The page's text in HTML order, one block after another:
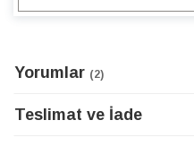
Yorumlar 2
Teslimat ve İade